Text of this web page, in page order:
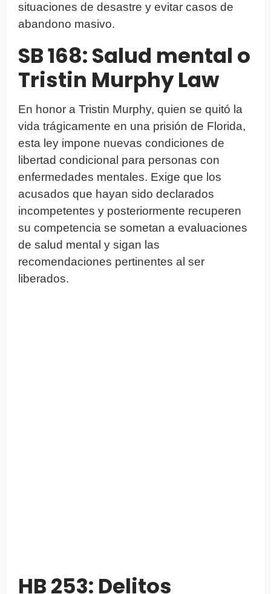
situaciones de desastre y evitar casos de
abandono masivo.
SB 168: Salud mental o
Tristin Murphy Law
En honor a Tristin Murphy, quien se quitó la
vida trágicamente en una prisión de Florida,
esta ley impone nuevas condiciones de
libertad condicional para personas con
enfermedades mentales. Exige que los
acusados que hayan sido declarados
incompetentes y posteriormente recuperen
su competencia se sometan a evaluaciones
de salud mental y sigan las
recomendaciones pertinentes al ser
liberados.
HB 253: Delitos